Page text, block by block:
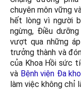
chuyên môn vững
hết lòng vì người
ngừng, Điều
vượt qua những
trưởng thành và
của Khoa Hồi sức
và Bệnh viện Đa
làm việc không chỉ